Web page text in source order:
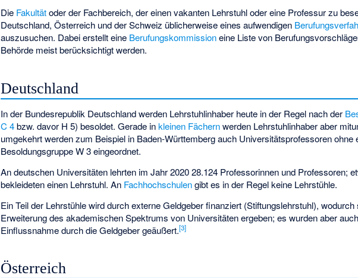
Die Fakultätoder der Fachbereich, der einen vakanten Lehrstuhl oder eine Professur zu
Deutschland, Österreich und der Schweiz üblicherweise eines aufwendigen
auszusuchen. Dabei erstellt eine Berufungskommissioneine Liste von
Behörde meist berücksichtigt werden.
Deutschland
In der Bundesrepublik Deutschland werden Lehrstuhlinhaber heute in der Regel nach der
C 4bzw. davor H 5) besoldet. Gerade inkleinen Fächernwerden Lehrstuhlinhaber aber
umgekehrt werden zum Beispiel in Baden-Württemberg auch Universitätsprofessoren ohne
Besoldungsgruppe W 3 eingeordnet.
An deutschen Universitäten lehrten im Jahr 2020 28.124 Professorinnen und Professoren;
bekleideten einen Lehrstuhl. An Fachhochschulengibt es in der Regel keine Lehrstühle.
Ein Teil der Lehrstühle wird durch externeGeldgeberfinanziert (Stiftungslehrstuhl),
Erweiterung des akademischen Spektrums von Universitäten ergeben; es wurden aber
Einflussnahme durch die Geldgeber geäußert.[3]
Österreich